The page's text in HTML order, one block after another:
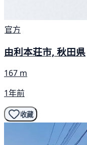
官方
由利本荘市, 秋田県
167 m
1年前
收藏